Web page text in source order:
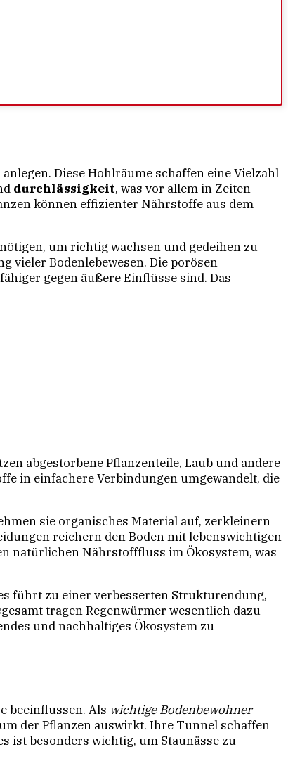
Diese Hohlräume schaffen eine Vielzahl
durchlässigkeit, was vor allem in Zeiten
können effizienter Nährstoffe aus dem
um richtig wachsen und gedeihen zu
vieler Bodenlebewesen. Die porösen
gegen äußere Einflüsse sind. Das
abgestorbene Pflanzenteile, Laub und andere
in einfachere Verbindungen umgewandelt, die
sie organisches Material auf, zerkleinern
reichern den Boden mit lebenswichtigen
natürlichen Nährstofffluss im Ökosystem, was
führt zu einer verbesserten Strukturendung,
tragen Regenwürmer wesentlich dazu
und nachhaltiges Ökosystem zu
beeinflussen. Als wichtige Bodenbewohner
der Pflanzen auswirkt. Ihre Tunnel schaffen
ist besonders wichtig, um Staunässe zu